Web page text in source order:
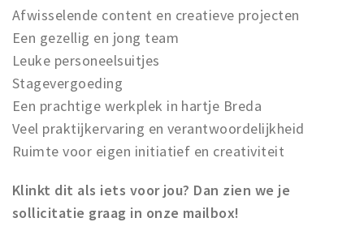
Afwisselende content en creatieve projecten
Een gezellig en jong team
Leuke personeelsuitjes
Stagevergoeding
Een prachtige werkplek in hartje Breda
Veel praktijkervaring en verantwoordelijkheid
Ruimte voor eigen initiatief en creativiteit
Klinkt dit als iets voor jou? Dan zien we je
sollicitatie graag in onze mailbox!